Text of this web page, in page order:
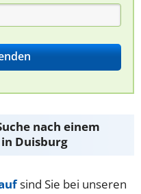
nach einem
Duisburg
sind Sie bei unseren